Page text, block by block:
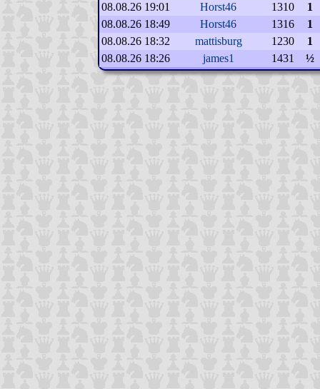
08.08.26 19:01
Horst46 1310
1
08.08.26 18:49
Horst46 1316
1
08.08.26 18:32
mattisburg 1230
1
08.08.26 18:26
james1 1431 ½